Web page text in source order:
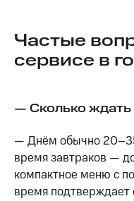
Частые
сервисе в
— Сколько ждать
— Днём обычно
время завтраков —
компактное меню с
время подтверждает